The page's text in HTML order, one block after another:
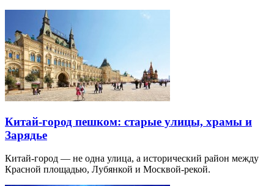
Китай-город пешком: старые улицы, храмы и
Зарядье
Китай-город — не одна улица, а исторический район между
Красной площадью, Лубянкой и Москвой-рекой.